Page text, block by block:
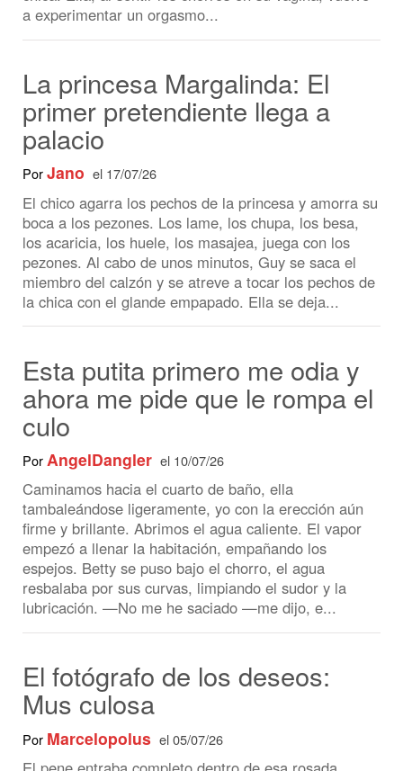
La princesa Margalinda: El
primer pretendiente llega a
palacio
PorJano el 17/07/26
El chico agarra los pechos de la princesa y amorra su
boca a los pezones. Los lame, los chupa, los besa,
los acaricia, los huele, los masajea, juega con los
miembro del calzón y se atreve a tocar los pechos de
la chica con el glande empapado. Ella se deja...
Esta putita primero me odia y
ahora me pide que le rompa el
PorAngelDangler el 10/07/26
Caminamos hacia el cuarto de baño, ella
tambaleándose ligeramente, yo con la erección aún
empezó a llenar la habitación, empañando los
espejos. Betty se puso bajo el chorro, el agua
resbalaba por sus curvas, limpiando el sudor y la
lubricación. —No me he saciado —me dijo, e...
El fotógrafo de los deseos:
Mus culosa
El pene entraba completo dentro de esa rosada
vagina que ya estaba más rojiza de placer. Los
testículos, como péndulo, golpeaban los glúteos de
ella como cachetadas. La panza de Pedro fricaba
contra el six pack poderoso de Fabiola; ella lo tomó